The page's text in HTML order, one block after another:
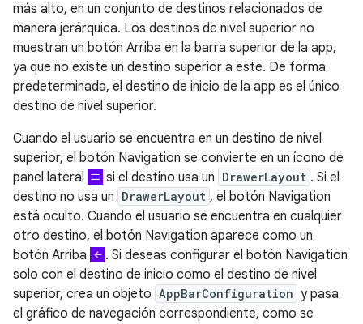
más alto, en un conjunto de destinos relacionados de
manera jerárquica. Los destinos de nivel superior no
muestran un botón Arriba en la barra superior de la app,
ya que no existe un destino superior a este. De forma
predeterminada, el destino de inicio de la app es el único
destino de nivel superior.
Cuando el usuario se encuentra en un destino de nivel
superior, el botón Navigation se convierte en un ícono de
panel lateral
si el destino usa un DrawerLayout . Si el
destino no usa un DrawerLayout , el botón Navigation
está oculto. Cuando el usuario se encuentra en cualquier
otro destino, el botón Navigation aparece como un
botón Arriba
. Si deseas configurar el botón Navigation
solo con el destino de inicio como el destino de nivel
superior, crea un objeto AppBarConfiguration y pasa
el gráfico de navegación correspondiente, como se